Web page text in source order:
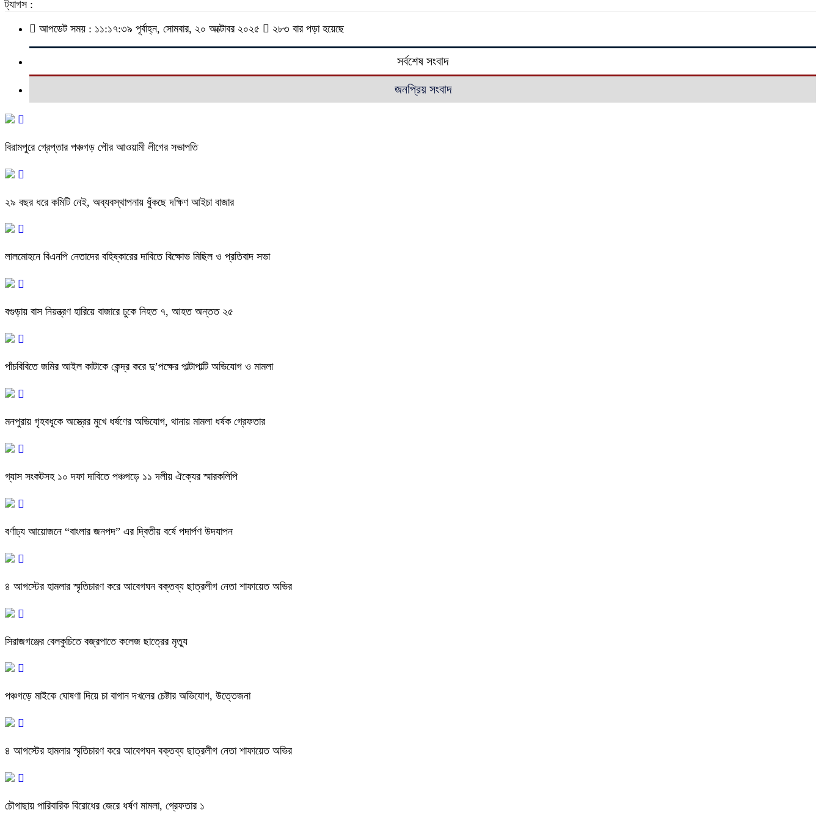
ট্যাগস :
আপডেট সময় : ১১:১৭:৩৯ পূর্বাহ্ন, সোমবার, ২০ অক্টোবর ২০২৫
২৮৩ বার পড়া হয়েছে
সর্বশেষ সংবাদ
জনপ্রিয় সংবাদ
বিরামপুরে গ্রেপ্তার পঞ্চগড় পৌর আওয়ামী লীগের সভাপতি
২৯ বছর ধরে কমিটি নেই, অব্যবস্থাপনায় ধুঁকছে দক্ষিণ আইচা বাজার
লালমোহনে বিএনপি নেতাদের বহিষ্কারের দাবিতে বিক্ষোভ মিছিল ও প্রতিবাদ সভা
বগুড়ায় বাস নিয়ন্ত্রণ হারিয়ে বাজারে ঢুকে নিহত ৭, আহত অন্তত ২৫
পাঁচবিবিতে জমির আইল কাটাকে কেন্দ্র করে দু’পক্ষের পাল্টাপাল্টি অভিযোগ ও মামলা
মনপুরায় গৃহবধূকে অস্ত্রের মুখে ধর্ষণের অভিযোগ, থানায় মামলা ধর্ষক গ্রেফতার
গ্যাস সংকটসহ ১০ দফা দাবিতে পঞ্চগড়ে ১১ দলীয় ঐক্যের স্মারকলিপি
বর্ণাঢ্য আয়োজনে “বাংলার জনপদ” এর দ্বিতীয় বর্ষে পদার্পণ উদযাপন
৪ আগস্টের হামলার স্মৃতিচারণ করে আবেগঘন বক্তব্য ছাত্রলীগ নেতা শাফায়েত অভির
সিরাজগঞ্জের বেলকুচিতে বজ্রপাতে কলেজ ছাত্রের মৃত্যু
পঞ্চগড়ে মাইকে ঘোষণা দিয়ে চা বাগান দখলের চেষ্টার অভিযোগ, উত্তেজনা
৪ আগস্টের হামলার স্মৃতিচারণ করে আবেগঘন বক্তব্য ছাত্রলীগ নেতা শাফায়েত অভির
চৌগাছায় পারিবারিক বিরোধের জেরে ধর্ষণ মামলা, গ্রেফতার ১